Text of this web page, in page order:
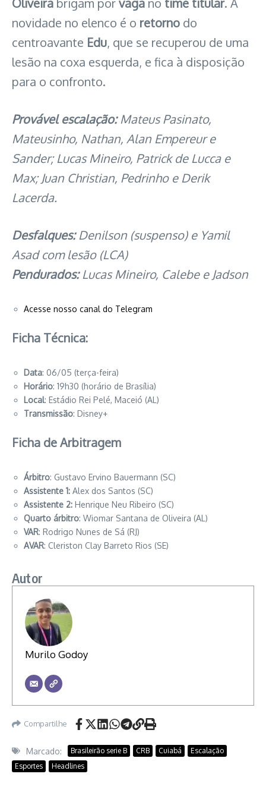
novidade no elenco é o retorno do
centroavante Edu, que se recuperou de uma
lesão na coxa esquerda, e fica à disposição
para o confronto.
Provável escalação:Mateus Pasinato,
Mateusinho, Nathan, Alan Empereur e
Sander; Lucas Mineiro, Patrick de Lucca e
Max; Juan Christian, Pedrinho e Derik
Lacerda.
Desfalques: Denilson (suspenso) e Yamil
Asad com lesão (LCA)
Pendurados:Lucas Mineiro, Calebe e Jadson
Acesse nosso canal do Telegram
Ficha Técnica:
Data: 06/05 (terça-feira)
Horário: 19h30 (horário de Brasília)
Local: Estádio Rei Pelé, Maceió (AL)
Transmissão: Disney+
Ficha de Arbitragem
Árbitro: Gustavo Ervino Bauermann (SC)
Assistente 1: Alex dos Santos (SC)
Assistente 2: Henrique Neu Ribeiro (SC)
Quarto árbitro: Wiomar Santana de Oliveira (AL)
VAR: Rodrigo Nunes de Sá (RJ)
AVAR: Cleriston Clay Barreto Rios (SE)
Autor
Murilo Godoy
Compartilhe
Marcado: Brasileirão serie B CRB Cuiabá
Escalação
Esportes
Headlines